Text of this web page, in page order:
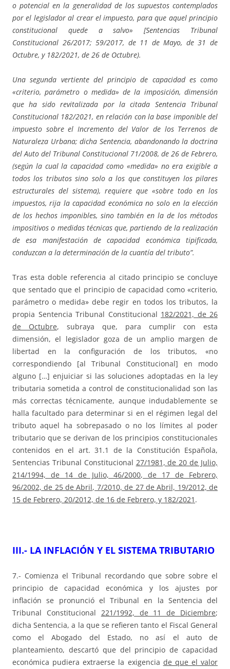
o potencial en la generalidad de los supuestos contemplados
por el legislador al crear el impuesto, para que aquel principio
constitucional quede a salvo» [Sentencias Tribunal
Constitucional 26/2017; 59/2017, de 11 de Mayo, de 31 de
Octubre, y 182/2021, de 26 de Octubre).
Una segunda vertiente del principio de capacidad es como
«criterio, parámetro o medida» de la imposición, dimensión
que ha sido revitalizada por la citada Sentencia Tribunal
Constitucional 182/2021, en relación con la base imponible del
impuesto sobre el Incremento del Valor de los Terrenos de
Naturaleza Urbana; dicha Sentencia, abandonando la doctrina
del Auto del Tribunal Constitucional 71/2008, de 26 de Febrero,
(según la cual la capacidad como «medida» no era exigible a
todos los tributos sino solo a los que constituyen los pilares
estructurales del sistema), requiere que «sobre todo en los
impuestos, rija la capacidad económica no solo en la elección
de los hechos imponibles, sino también en la de los métodos
impositivos o medidas técnicas que, partiendo de la realización
de esa manifestación de capacidad económica tipificada,
conduzcan a la determinación de la cuantía del tributo”.
Tras esta doble referencia al citado principio se concluye
que sentado que el principio de capacidad como «criterio,
parámetro o medida» debe regir en todos los tributos, la
propia Sentencia Tribunal Constitucional 182/2021, de 26
de Octubre, subraya que, para cumplir con esta
dimensión, el legislador goza de un amplio margen de
libertad en la configuración de los tributos, «no
correspondiendo [al Tribunal Constitucional] en modo
alguno […] enjuiciar si las soluciones adoptadas en la ley
tributaria sometida a control de constitucionalidad son las
más correctas técnicamente, aunque indudablemente se
halla facultado para determinar si en el régimen legal del
tributo aquel ha sobrepasado o no los límites al poder
tributario que se derivan de los principios constitucionales
contenidos en el art. 31.1 de la Constitución Española,
Sentencias Tribunal Constitucional 27/1981, de 20 de Julio,
214/1994, de 14 de Julio, 46/2000, de 17 de Febrero,
96/2002, de 25 de Abril, 7/2010, de 27 de Abril, 19/2012, de
15 de Febrero, 20/2012, de 16 de Febrero, y 182/2021 .
III.- LA INFLACIÓN Y EL SISTEMA TRIBUTARIO
7.- Comienza el Tribunal recordando que sobre sobre el
principio de capacidad económica y los ajustes por
inflación se pronunció el Tribunal en la Sentencia del
Tribunal Constitucional 221/1992, de 11 de Diciembre;
dicha Sentencia, a la que se refieren tanto el Fiscal General
como el Abogado del Estado, no así el auto de
planteamiento, descartó que del principio de capacidad
económica pudiera extraerse la exigencia de que el valor